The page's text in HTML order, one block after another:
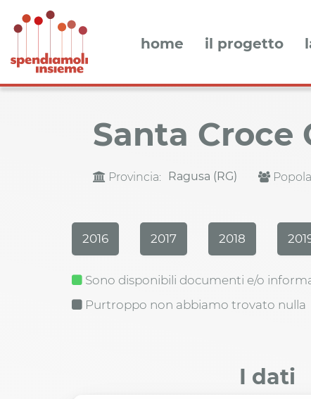
home il progetto
Santa Croce
Provincia: Ragusa (RG)
2016 2017 2018
Sono disponibili documenti e/o
Purtroppo non abbiamo trovato nulla
I dati